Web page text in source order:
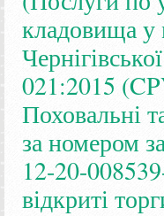
кладовища у
021:2015
Поховальні
за номером
12-20-
відкриті